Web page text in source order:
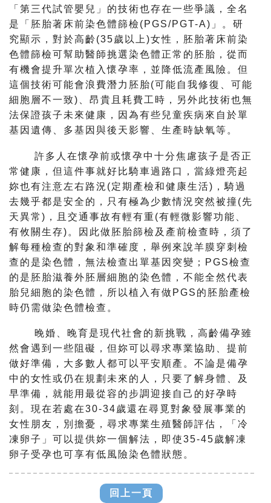
「第三代試管嬰兒」的技術也存在一些爭議，全名
是「 胚胎著床前染色體篩檢(PGS/PGT-A)」。研
究顯示，對於高齡(35歲以上)女性，
胚胎著床前染
色體篩檢可幫助醫師挑選染色體正常的胚胎，從而
有機會提升單次植入懷孕率，並降低流產風險。但
這個技術可能會浪費潛力胚胎(可能自我修復、可能
細胞層不一致)、昂貴且耗費工時，
另外此技術也無
法保證孩子未來健康，
因為有些兒童疾病來自於單
基因遺傳、多基因與後天影響、生產時缺氧等。
許多人在懷孕前或懷孕中十分焦慮孩子是否正
常健康，但這件事就好比騎車過路口，當綠燈亮起
妳也有注意左右路況(定期產檢和健康生活)，騎過
去幾乎都是安全的，
只有極為少數情況突然被撞(先
天異常)，且交通事故有輕有重(有輕微影響功能、
有攸關生存)。因此做胚胎篩檢及產前檢查時，須了
解每種檢查的對象和準確度，舉例來說羊膜穿刺檢
查的是染色體，無法檢查出單基因突變；
PGS檢查
的是胚胎滋養外胚層細胞的染色體，不能全然代表
胎兒細胞的染色體，
所以植入有做PGS的胚胎產檢
時仍需做染色體檢查。
晚婚、晚育是現代社會的新挑戰，高齡備孕雖
然會遇到一些阻礙，但妳可以尋求專業協助、提前
做好準備，大多數人都可以平安順產。不論是備孕
中的女性或仍在規劃未來的人，只要了解身體、
及
早準備，就能用最從容的步調迎接自己的好孕時
刻。現在若處在30-34歲還在尋覓對象發展事業的
女性朋友，
別擔憂，尋求專業生殖醫師評估，「冷
凍卵子」可以提供妳一個解法，即使35-45歲解凍
卵子受孕也可享有低風險染色體狀態。
回上一頁